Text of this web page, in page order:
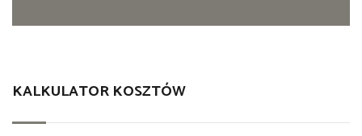
KALKULATOR KOSZTÓW